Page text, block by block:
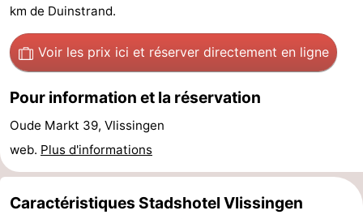
minutes
Plages
Voir
faire
d'intérêt
-
km de Duinstrand.
Voir les prix ici et réserver directement en ligne
Pour information et la réservation
Oude Markt 39, Vlissingen
web. Plus d'informations
Caractéristiques Stadshotel Vlissingen